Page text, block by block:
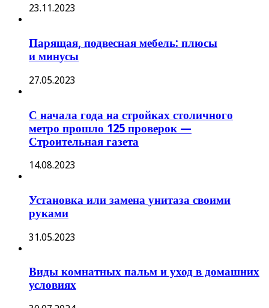
23.11.2023
Парящая, подвесная мебель: плюсы
и минусы
27.05.2023
С начала года на стройках столичного
метро прошло 125 проверок —
Строительная газета
14.08.2023
Установка или замена унитаза своими
руками
31.05.2023
Виды комнатных пальм и уход в домашних
условиях